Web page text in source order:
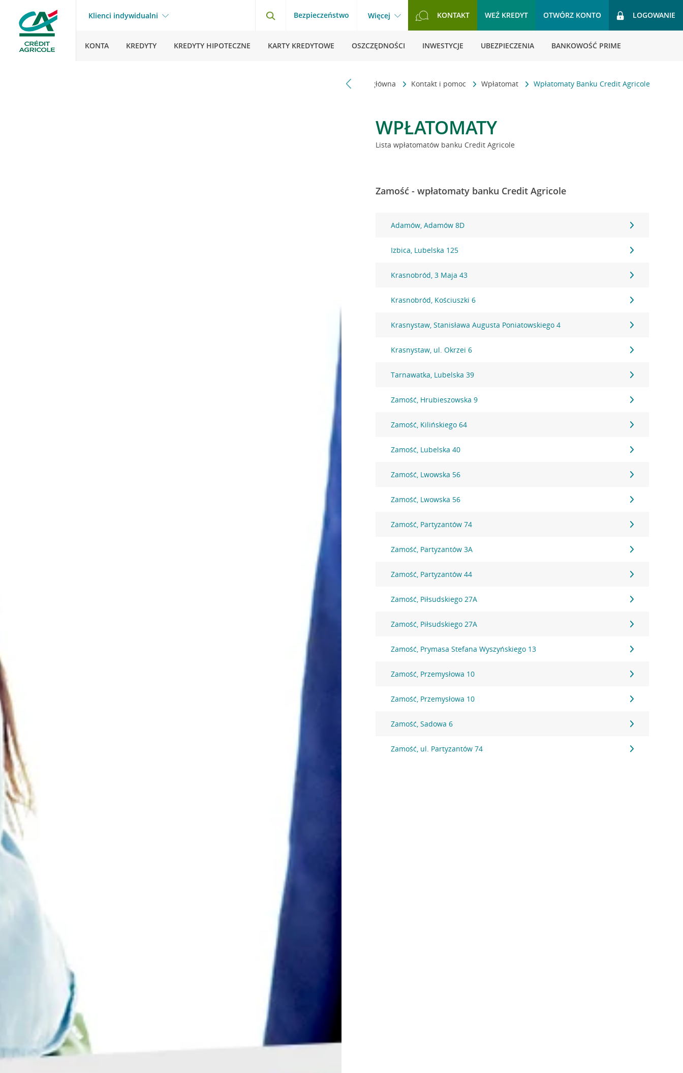
Klienci indywidualni Bezpieczeństwo Więcej KONTAKT WEŹ KREDYT OTWÓRZ KONTO LOGOWANIE
KONTA KREDYTY KREDYTY HIPOTECZNE KARTY KREDYTOWE OSZCZĘDNOŚCI INWESTYCJE UBEZPIECZENIA BANKOWOŚĆ PRIME
Strona główna Kontakt i pomoc Wpłatomat Wpłatomaty Banku Credit Agricole
WPŁATOMATY
Lista wpłatomatów banku Credit Agricole
Zamość - wpłatomaty banku Credit Agricole
Adamów, Adamów 8D
Izbica, Lubelska 125
Krasnobród, 3 Maja 43
Krasnobród, Kościuszki 6
Krasnystaw, Stanisława Augusta Poniatowskiego 4
Krasnystaw, ul. Okrzei 6
Tarnawatka, Lubelska 39
Zamość, Hrubieszowska 9
Zamość, Kilińskiego 64
Zamość, Lubelska 40
Zamość, Lwowska 56
Zamość, Lwowska 56
Zamość, Partyzantów 74
Zamość, Partyzantów 3A
Zamość, Partyzantów 44
Zamość, Piłsudskiego 27A
Zamość, Piłsudskiego 27A
Zamość, Prymasa Stefana Wyszyńskiego 13
Zamość, Przemysłowa 10
Zamość, Przemysłowa 10
Zamość, Sadowa 6
Zamość, ul. Partyzantów 74